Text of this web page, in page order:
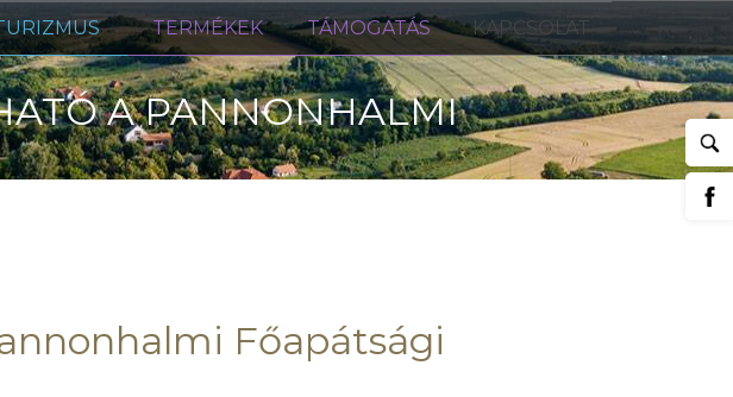
TERMÉKEK TÁMOGATÁS KAPCSOLAT
A PANNONHALMI
Főapátsági